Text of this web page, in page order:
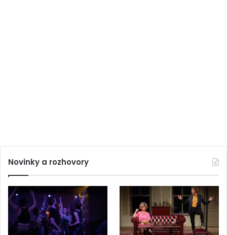
Novinky a rozhovory